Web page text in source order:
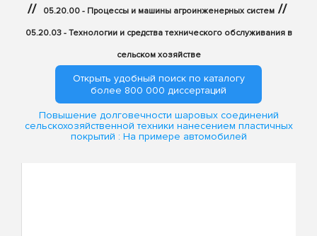
// 05.20.00 - Процессы и машины агроинженерных систем //
05.20.03 - Технологии и средства технического обслуживания в
сельском хозяйстве
Открыть удобный поиск по каталогу
более 800 000 диссертаций
Повышение долговечности шаровых соединений
сельскохозяйственной техники нанесением пластичных
покрытий : На примере автомобилей